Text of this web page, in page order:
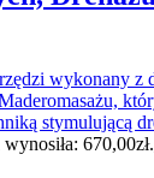
wykonany z
stymulującą
670,00zł.